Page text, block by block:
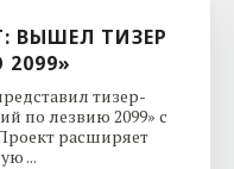
ВЫШЕЛ ТИЗЕР
тизер-
по лезвию 2099» с
расширяет
...